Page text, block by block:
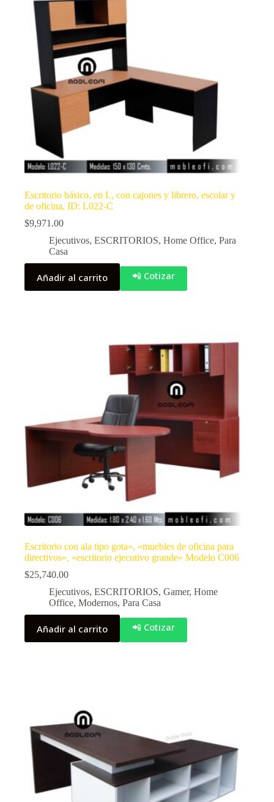
Escritorio básico, en L, con cajones y librero, escolar y
de oficina, ID: L022-C
$9,971.00
Ejecutivos, ESCRITORIOS, Home Office, Para
Casa
Añadir al carrito 📲 Cotizar
Escritorio con ala tipo gota», «muebles de oficina para
directivos», «escritorio ejecutivo grande» Modelo C006
$25,740.00
Ejecutivos, ESCRITORIOS, Gamer, Home
Office, Modernos, Para Casa
Añadir al carrito 📲 Cotizar